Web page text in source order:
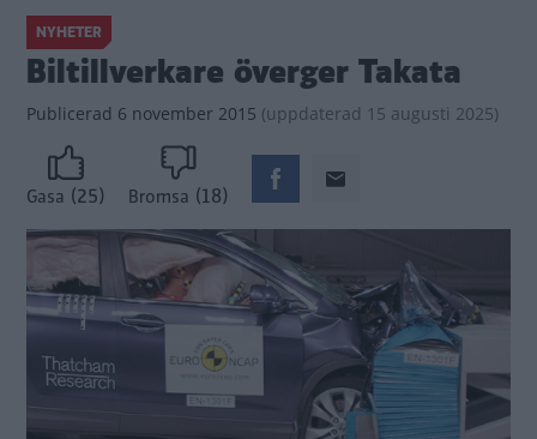
NYHETER
Biltillverkare överger Takata
Publicerad 6 november 2015 (uppdaterad 15 augusti 2025)
Gasa (25) Bromsa (18)